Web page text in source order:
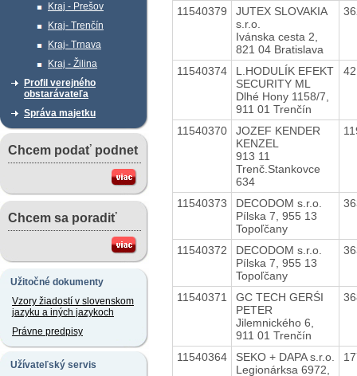
Kraj - Prešov
Kraj- Trenčín
Kraj- Trnava
Kraj - Žilina
Profil verejného
obstarávateľa
Správa majetku
Chcem podať podnet
Chcem sa poradiť
Užitočné dokumenty
Vzory žiadostí v slovenskom
jazyku a iných jazykoch
Právne predpisy
Užívateľský servis
11540379
JUTEX SLOVAKIA
s.r.o.
Ivánska cesta 2,
821 04 Bratislava
11540374
L.HODULÍK EFEKT
SECURITY ML
Dlhé Hony 1158/7,
911 01 Trenčín
11540370
JOZEF KENDER
KENZEL
913 11
Trenč.Stankovce
634
11540373
DECODOM s.r.o.
Pílska 7, 955 13
Topoľčany
11540372
DECODOM s.r.o.
Pílska 7, 955 13
Topoľčany
11540371
GC TECH GERŚI
PETER
Jilemnického 6,
911 01 Trenčín
11540364
SEKO + DAPA s.r.o.
Legionárksa 6972,